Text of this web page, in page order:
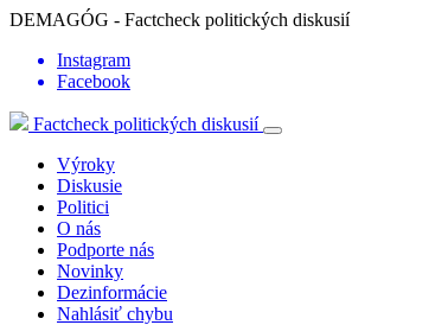
DEMAGÓG - Factcheck politických diskusií
Instagram
Facebook
Factcheck politických diskusií
Výroky
Diskusie
Politici
O nás
Podporte nás
Novinky
Dezinformácie
Nahlásiť chybu